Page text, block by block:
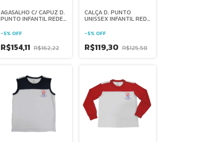
AGASALHO C/ CAPUZ D.
PUNTO INFANTIL REDE
-5% OFF
R$154,11 R$162,22
CALÇA D. PUNTO
UNISSEX INFANTIL REDE
-5% OFF
R$119,30 R$125,58